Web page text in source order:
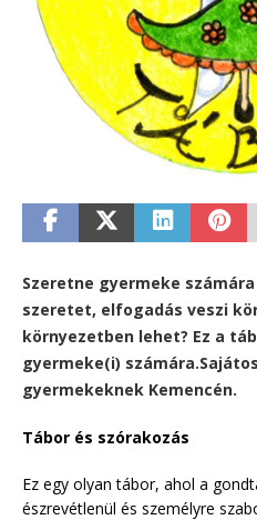
Szeretne gyermeke
szeretet, elfogadás veszi
környezetben lehet? Ez a
gyermeke(i) számára.
gyermekeknek Kemencén.
Tábor és szórakozás
Ez egy olyan tábor, ahol a
észrevétlenül és személyre